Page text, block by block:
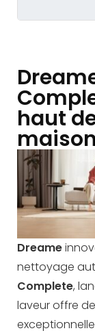
haut
Dreame
nettoyage
Complete,
laveur offre